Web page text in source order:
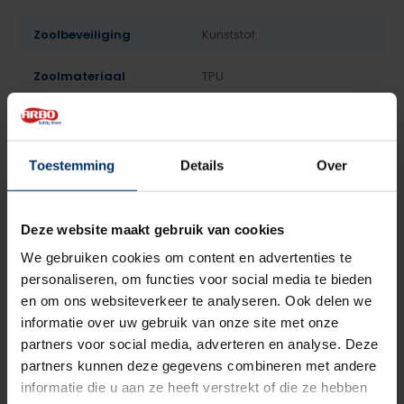
Toestemming Details Over
Deze website maakt gebruik van cookies
We gebruiken cookies om content en advertenties te
personaliseren, om functies voor social media te bieden
en om ons websiteverkeer te analyseren. Ook delen we
informatie over uw gebruik van onze site met onze
partners voor social media, adverteren en analyse. Deze
partners kunnen deze gegevens combineren met andere
informatie die u aan ze heeft verstrekt of die ze hebben
Zoolbeveiliging Kunststof
Zoolmateriaal TPU
Antislip
Overige specificaties Kruipneus
4van5 Gebaseerd op 1 beoordeling(en)
Schrijf je eigen review